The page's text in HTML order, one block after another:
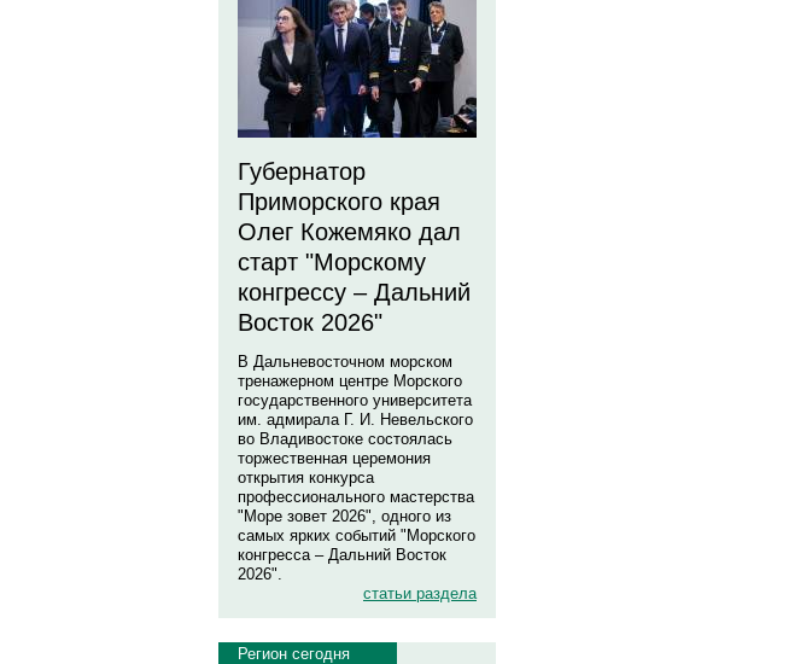
Губернатор
Приморского края
Олег Кожемяко дал
старт "Морскому
конгрессу – Дальний
Восток 2026"
В Дальневосточном морском
тренажерном центре Морского
государственного университета
им. адмирала Г. И. Невельского
во Владивостоке состоялась
торжественная церемония
открытия конкурса
профессионального мастерства
"Море зовет 2026", одного из
самых ярких событий "Морского
конгресса – Дальний Восток
2026".
статьи раздела
Регион сегодня